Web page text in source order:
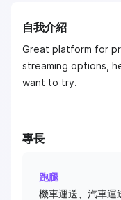
自我介紹
Great platform for
streaming options,
want to try.
專長
跑腿
機車運送、汽車運